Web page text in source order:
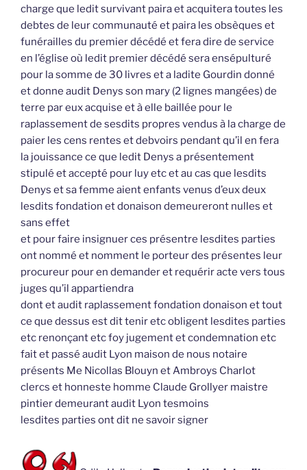
charge que ledit survivant paira et acquitera toutes les
debtes de leur communauté et paira les obsèques et
funérailles du premier décédé et fera dire de service
en l’église où ledit premier décédé sera ensépulturé
pour la somme de 30 livres et a ladite Gourdin donné
et donne audit Denys son mary (2 lignes mangées) de
terre par eux acquise et à elle baillée pour le
raplassement de sesdits propres vendus à la charge de
paier les cens rentes et debvoirs pendant qu’il en fera
la jouissance ce que ledit Denys a présentement
stipulé et accepté pour luy etc et au cas que lesdits
Denys et sa femme aient enfants venus d’eux deux
lesdits fondation et donaison demeureront nulles et
sans effet
et pour faire insignuer ces présentre lesdites parties
ont nommé et nomment le porteur des présentes leur
procureur pour en demander et requérir acte vers tous
juges qu’il appartiendra
dont et audit raplassement fondation donaison et tout
ce que dessus est dit tenir etc obligent lesdites parties
etc renonçant etc foy jugement et condemnation etc
fait et passé audit Lyon maison de nous notaire
présents Me Nicollas Blouyn et Ambroys Charlot
clercs et honneste homme Claude Grollyer maistre
pintier demeurant audit Lyon tesmoins
lesdites parties ont dit ne savoir signer